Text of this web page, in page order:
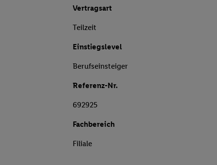
Vertragsart
Teilzeit
Einstiegslevel
Berufseinsteiger
Referenz-Nr.
692925
Fachbereich
Filiale